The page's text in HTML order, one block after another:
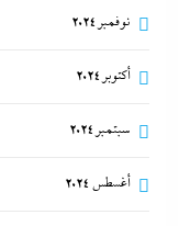
نوفمبر 2024
أكتوبر 2024
سبتمبر 2024
أغسطس 2024